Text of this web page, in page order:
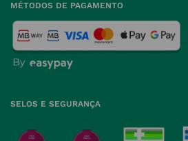
Política de Privacidade
Política de Cookies
Política de Devoluções
Farmácias perto de si
MÉTODOS DE PAGAMENTO
SELOS E SEGURANÇA